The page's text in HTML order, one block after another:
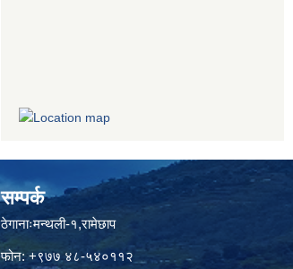
सम्पर्क
ठेगानाःमन्थली-१,रामेछाप
फोन: +९७७ ४८-५४०११२